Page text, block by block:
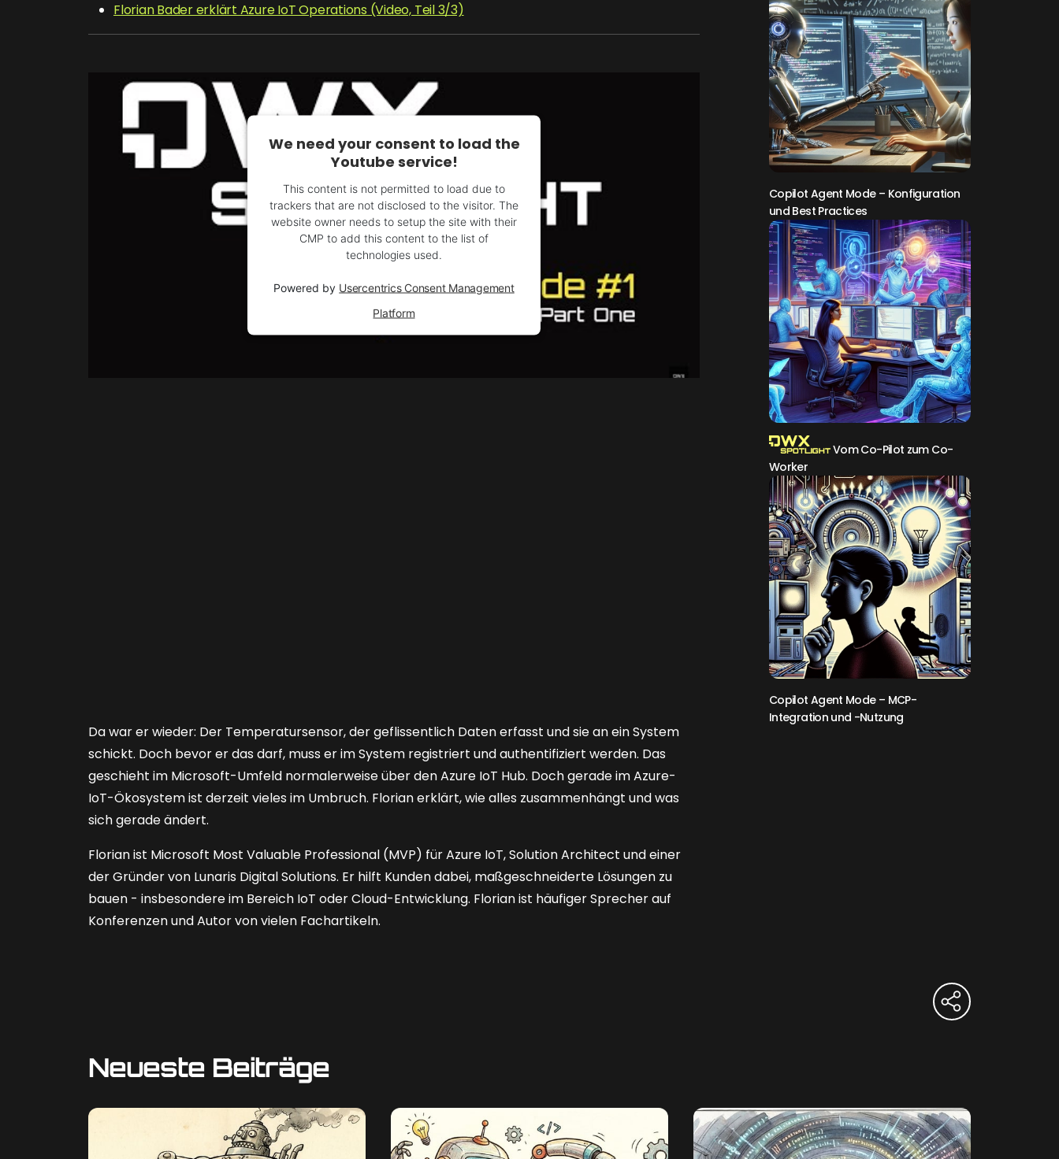
Florian Bader erklärt Azure IoT Operations (Video, Teil 3/3)
We need your consent to load the
Youtube service!
This content is not permitted to load due to
trackers that are not disclosed to the visitor. The
website owner needs to setup the site with their
CMP to add this content to the list of
technologies used.
Powered by Usercentrics Consent Management
Platform
Da war er wieder: Der Temperatursensor, der geflissentlich Daten erfasst und sie an ein System
schickt. Doch bevor er das darf, muss er im System registriert und authentifiziert werden. Das
geschieht im Microsoft-Umfeld normalerweise über den Azure IoT Hub. Doch gerade im Azure-
IoT-Ökosystem ist derzeit vieles im Umbruch. Florian erklärt, wie alles zusammenhängt und was
sich gerade ändert.
Florian ist Microsoft Most Valuable Professional (MVP) für Azure IoT, Solution Architect und einer
der Gründer von Lunaris Digital Solutions. Er hilft Kunden dabei, maßgeschneiderte Lösungen zu
bauen - insbesondere im Bereich IoT oder Cloud-Entwicklung. Florian ist häufiger Sprecher auf
Konferenzen und Autor von vielen Fachartikeln.
Copilot Agent Mode – Konfiguration
und Best Practices
Vom Co-Pilot zum Co-
Worker
Copilot Agent Mode – MCP-
Integration und -Nutzung
Neueste Beiträge